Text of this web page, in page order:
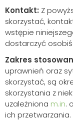
Kontakt: Z
skorzystać,
wstępie
dostarczyć
Zakres
uprawnień oraz
skorzystać, są
skorzystania z
uzależniona m.in.
ich przetwarzania.